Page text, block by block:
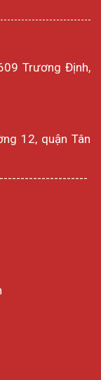
Trương Định,
12, quận Tân